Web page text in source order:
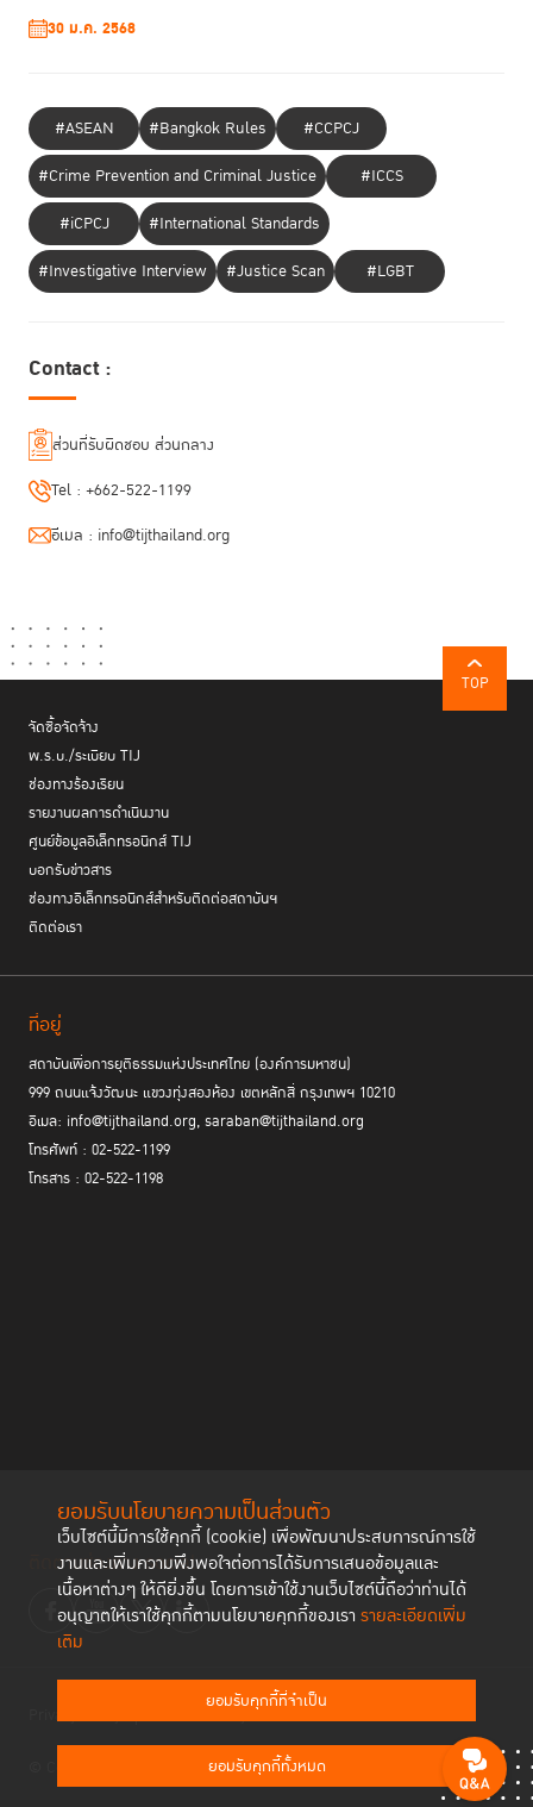
ยอมรับนโยบายความเป็นส่วนตัว
เว็บไซต์นี้มีการใช้คุกกี้ (cookie) เพื่อพัฒนาประสบการณ์การใช้
งานและเพิ่มความพึงพอใจต่อการได้รับการเสนอข้อมูลและ
เนื้อหาต่างๆ ให้ดียิ่งขึ้น โดยการเข้าใช้งานเว็บไซต์นี้ถือว่าท่านได้
อนุญาตให้เราใช้คุกกี้ตามนโยบายคุกกี้ของเรา รายละเอียดเพิ่ม
เติม
ยอมรับคุกกี้ที่จำเป็น
ยอมรับคุกกี้ทั้งหมด
ต่อมาจึงเป็นเทศกาลที่ทั่วโลกได้เข้าร่วมเฉลิมฉลองความภาคภูมิใจในความเป็น
LGBTQ+ มีการรณรงค์สร้างความตระหนักรู้และเดินขบวนพาเหรด โดยมีธงสี
30 ม.ค. 2568
#ASEAN #Bangkok Rules
#CCPCJ
#Crime Prevention and Criminal Justice
#ICCS
#iCPCJ
#International Standards
#Investigative Interview
#Justice Scan #LGBT
Contact :
ส่วนที่รับผิดชอบ ส่วนกลาง
Tel : +662-522-1199
อีเมล : info@tijthailand.org
TOP
จัดซื้อจัดจ้าง
พ.ร.บ./ระเบียบ TIJ
ช่องทางร้องเรียน
รายงานผลการดำเนินงาน
ศูนย์ข้อมูลอิเล็กทรอนิกส์ TIJ
บอกรับข่าวสาร
ช่องทางอิเล็กทรอนิกส์สำหรับติดต่อสถาบันฯ
ติดต่อเรา
ที่อยู่
สถาบันเพื่อการยุติธรรมแห่งประเทศไทย (องค์การมหาชน)
999 ถนนแจ้งวัฒนะ แขวงทุ่งสองห้อง เขตหลักสี่ กรุงเทพฯ 10210
อีเมล: info@tijthailand.org, saraban@tijthailand.org
โทรศัพท์ : 02-522-1199
โทรสาร : 02-522-1198
ติดตามช่องทาง social
© Copyright 2023 Thailand Institute of Justice All Rights Reserved
Privacy Policy Cookies Policy